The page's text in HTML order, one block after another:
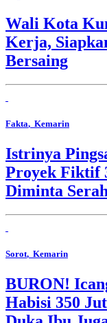
Wali Kota
Kerja,
Bersaing
Fakta, Kemarin
Istrinya
Proyek Fiktif
Diminta
Sorot, Kemarin
BURON!
Habisi 350